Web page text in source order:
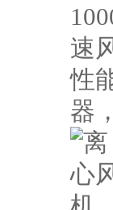
速
性
器